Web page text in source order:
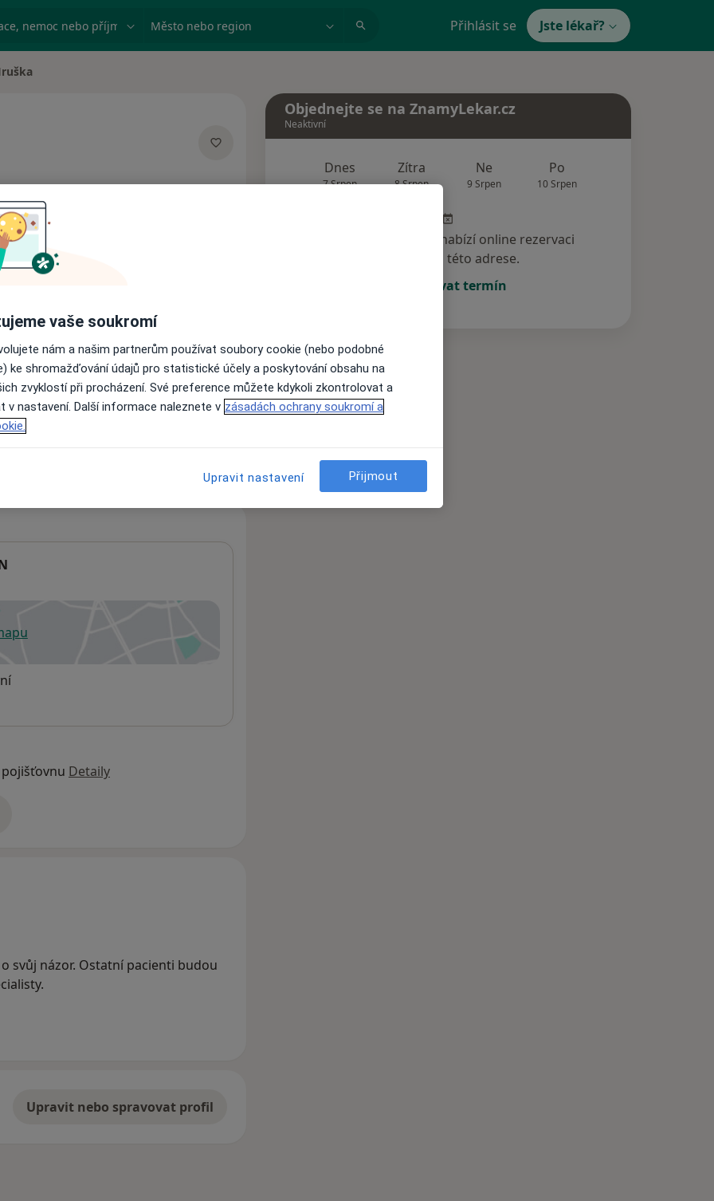
nemoc nebo příjmení Město nebo region Přihlásit se Jste lékař?
Rezervovat termín
Názory pacientů
nejsou k dispozici
informace o svých službách.
v nové záložce
Detaily
svůj názor. Ostatní pacienti budou
Upravit nebo spravovat profil
Objednejte se na ZnamyLekar.cz
Neaktivní
Dnes
7 Srpen
Zítra
8 Srpen
Ne
9 Srpen
Po
10 Srpen
Tento specialista nenabízí online rezervaci
termínu na této adrese.
Rezervovat termín
vaše soukromí
nám a našim partnerům používat soubory cookie (nebo podobné
ke shromažďování údajů pro statistické účely a poskytování obsahu na
zvyklostí při procházení. Své preference můžete kdykoli zkontrolovat a
v nastavení. Další informace naleznete v zásadách ochrany soukromí a
Upravit nastavení Přijmout